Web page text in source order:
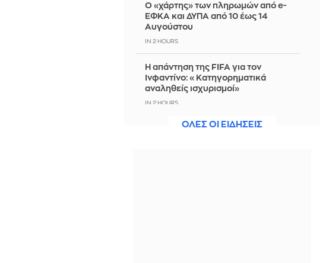
Ο «χάρτης» των πληρωμών από e-
ΕΦΚΑ και ΔΥΠΑ από 10 έως 14
Αυγούστου
IN 2 HOURS
Η απάντηση της FIFA για τον
Ινφαντίνο: «Κατηγορηματικά
αναληθείς ισχυρισμοί»
IN 2 HOURS
CNN: Ο κορυφαίος στρατηγός του
ΟΛΕΣ ΟΙ ΕΙΔΗΣΕΙΣ